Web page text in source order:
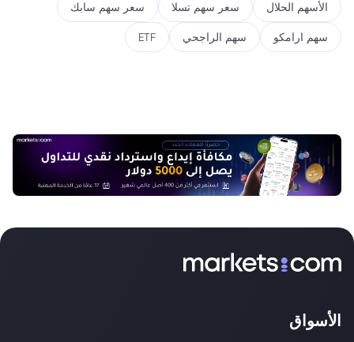
الأسهم الحلال سعر سهم تسلا سعر سهم سابك
سهم ارامكو سهم الراجحي ETF
الأسواق